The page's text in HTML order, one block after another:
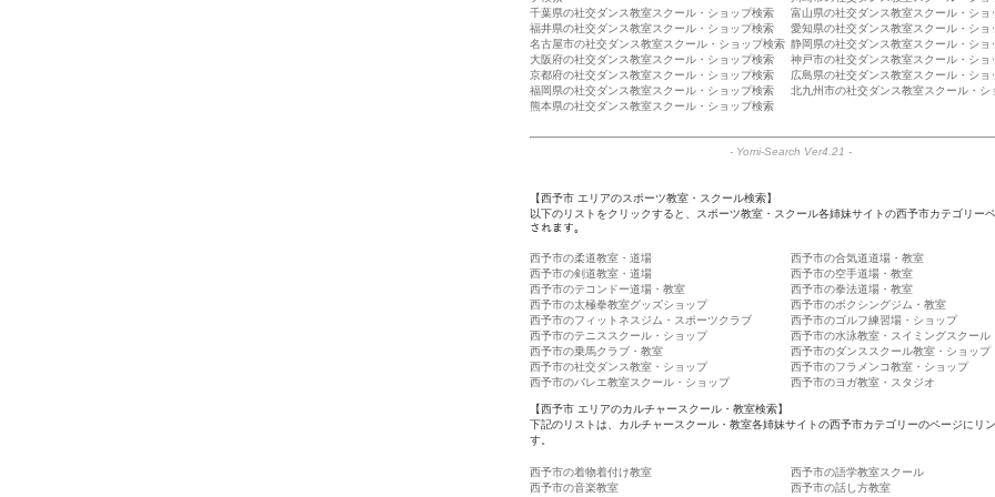
千葉県の社交ダンス教室スクール・ショップ検索
富山県の社交ダンス教室スクール・ショ
福井県の社交ダンス教室スクール・ショップ検索
愛知県の社交ダンス教室スクール・ショ
名古屋市の社交ダンス教室スクール・ショップ検索 静岡県の社交ダンス教室スクール・ショ
大阪府の社交ダンス教室スクール・ショップ検索
神戸市の社交ダンス教室スクール・ショ
京都府の社交ダンス教室スクール・ショップ検索
広島県の社交ダンス教室スクール・ショ
福岡県の社交ダンス教室スクール・ショップ検索
北九州市の社交ダンス教室スクール・シ
熊本県の社交ダンス教室スクール・ショップ検索
- Yomi-Search Ver4.21 -
【西予市 エリアのスポーツ教室・スクール検索】
以下のリストをクリックすると、スポーツ教室・スクール各姉妹サイトの西予市カテゴリー
されます。
西予市の柔道教室・道場
西予市の合気道道場・教室
西予市の剣道教室・道場
西予市の空手道場・教室
西予市のテコンドー道場・教室
西予市の拳法道場・教室
西予市の太極拳教室グッズショップ
西予市のボクシングジム・教室
西予市のフィットネスジム・スポーツクラブ
西予市のゴルフ練習場・ショップ
西予市のテニススクール・ショップ
西予市の水泳教室・スイミングスクール
西予市の乗馬クラブ・教室
西予市のダンススクール教室・ショップ
西予市の社交ダンス教室・ショップ
西予市のフラメンコ教室・ショップ
西予市のバレエ教室スクール・ショップ
西予市のヨガ教室・スタジオ
【西予市 エリアのカルチャースクール・教室検索】
下記のリストは、カルチャースクール・教室各姉妹サイトの西予市カテゴリーのページにリ
す。
西予市の着物着付け教室
西予市の語学教室スクール
西予市の音楽教室
西予市の話し方教室